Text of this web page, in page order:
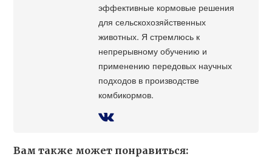
эффективные кормовые решения
для сельскохозяйственных
животных. Я стремлюсь к
непрерывному обучению и
применению передовых научных
подходов в производстве
комбикормов.
Вам также может понравиться: